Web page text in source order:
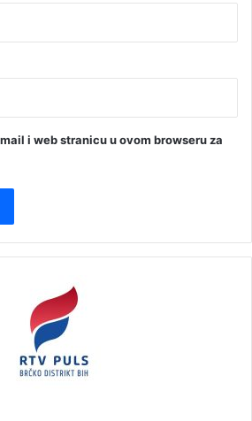
i web stranicu u ovom browseru za